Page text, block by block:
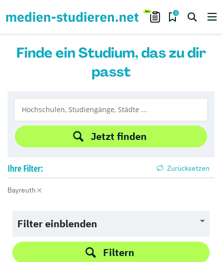
0
Finde ein Studium, das zu dir
passt
Jetzt finden
Ihre Filter: Zurücksetzen
Bayreuth
Filter einblenden
Filtern